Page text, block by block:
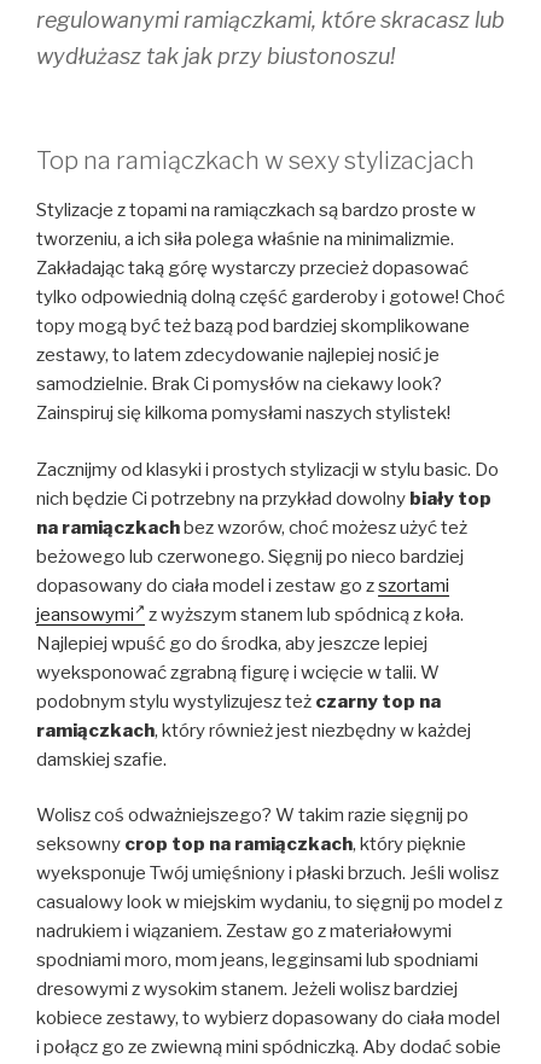
regulowanymi ramiączkami, które skracasz lub
wydłużasz tak jak przy biustonoszu!
Top na ramiączkach w sexy stylizacjach
Stylizacje z topami na ramiączkach są bardzo proste w
tworzeniu, a ich siła polega właśnie na minimalizmie.
Zakładając taką górę wystarczy przecież dopasować
tylko odpowiednią dolną część garderoby i gotowe! Choć
topy mogą być też bazą pod bardziej skomplikowane
zestawy, to latem zdecydowanie najlepiej nosić je
samodzielnie. Brak Ci pomysłów na ciekawy look?
Zainspiruj się kilkoma pomysłami naszych stylistek!
Zacznijmy od klasyki i prostych stylizacji w stylu basic. Do
nich będzie Ci potrzebny na przykład dowolny biały top
na ramiączkachbez wzorów, choć możesz użyć też
beżowego lub czerwonego. Sięgnij po nieco bardziej
dopasowany do ciała model i zestaw go zszortami
jeansowymi
z wyższym stanem lub spódnicą z koła.
Najlepiej wpuść go do środka, aby jeszcze lepiej
wyeksponować zgrabną figurę i wcięcie w talii. W
podobnym stylu wystylizujesz też czarny top na
ramiączkach, który również jest niezbędny w każdej
damskiej szafie.
Wolisz coś odważniejszego? W takim razie sięgnij po
seksowny crop top na ramiączkach, który pięknie
wyeksponuje Twój umięśniony i płaski brzuch. Jeśli wolisz
casualowy look w miejskim wydaniu, to sięgnij po model z
nadrukiem i wiązaniem. Zestaw go z materiałowymi
spodniami moro, mom jeans, legginsami lub spodniami
dresowymi z wysokim stanem. Jeżeli wolisz bardziej
kobiece zestawy, to wybierz dopasowany do ciała model
i połącz go ze zwiewną mini spódniczką. Aby dodać sobie